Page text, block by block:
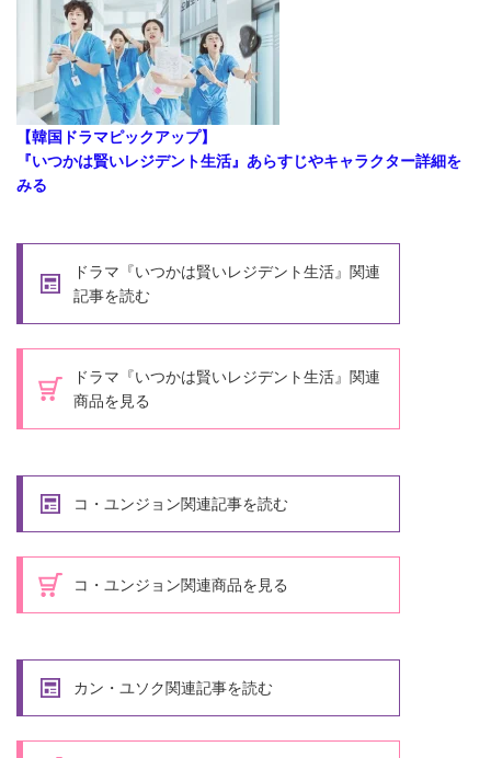
【韓国ドラマピックアップ】
『いつかは賢いレジデント生活』あらすじやキャラクター詳細を
みる
ドラマ『いつかは賢いレジデント生活』関連
記事を読む
ドラマ『いつかは賢いレジデント生活』関連
商品を見る
コ・ユンジョン関連記事を読む
コ・ユンジョン関連商品を見る
カン・ユソク関連記事を読む